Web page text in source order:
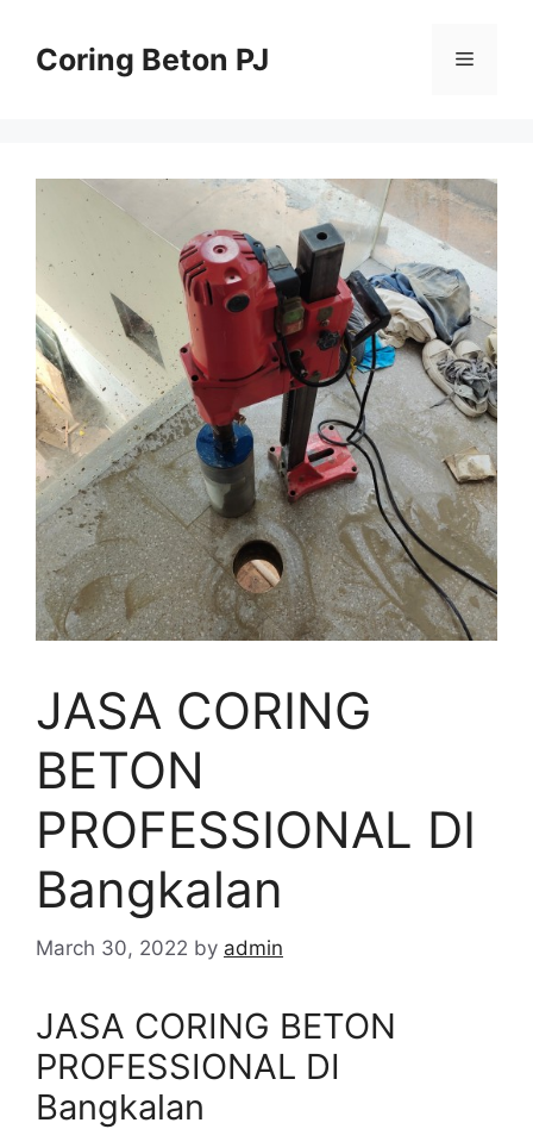
contentCoring Beton PJ Menu
JASA CORING
BETON
PROFESSIONAL DI
Bangkalan
March 30, 2022 by admin
JASA CORING BETON
PROFESSIONAL DI
Bangkalan